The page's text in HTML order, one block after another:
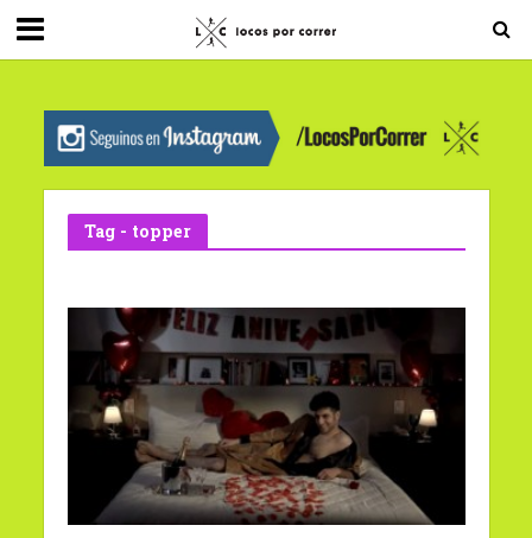
G-0X2PD3RFLV
Tag - topper